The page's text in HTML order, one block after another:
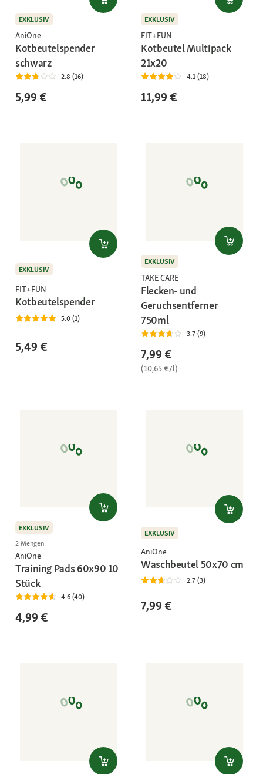
EXKLUSIV
AniOne
Kotbeutelspender
schwarz
2.8 (16)
5,99 €
EXKLUSIV
FIT+FUN
Kotbeutel Multipack
21x20
4.1 (18)
11,99 €
EXKLUSIV
FIT+FUN
Kotbeutelspender
5.0 (1)
5,49 €
EXKLUSIV
TAKE CARE
Flecken- und
Geruchsentferner
750ml
3.7 (9)
7,99 €
(10,65 €/l)
EXKLUSIV
2 Mengen
AniOne
Training Pads 60x90 10
Stück
4.6 (40)
4,99 €
EXKLUSIV
AniOne
Waschbeutel 50x70 cm
2.7 (3)
7,99 €